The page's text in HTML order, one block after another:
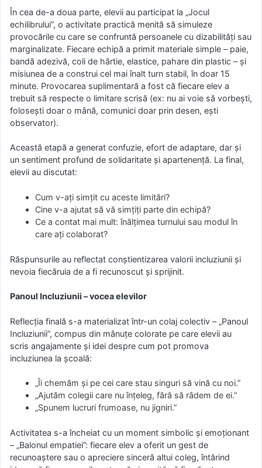
În cea de-a doua parte, elevii au participat la „Jocul
echilibrului”, o activitate practică menită să simuleze
provocările cu care se confruntă persoanele cu dizabilități sau
marginalizate. Fiecare echipă a primit materiale simple – paie,
bandă adezivă, coli de hârtie, elastice, pahare din plastic – și
misiunea de a construi cel mai înalt turn stabil, în doar 15
minute. Provocarea suplimentară a fost că fiecare elev a
trebuit să respecte o limitare scrisă (ex: nu ai voie să vorbești,
folosești doar o mână, comunici doar prin desen, ești
observator).
Această etapă a generat confuzie, efort de adaptare, dar și
un sentiment profund de solidaritate și apartenență. La final,
elevii au discutat:
Cum v-ați simțit cu aceste limitări?
Cine v-a ajutat să vă simțiți parte din echipă?
Ce a contat mai mult: înălțimea turnului sau modul în
care ați colaborat?
Răspunsurile au reflectat conștientizarea valorii incluziunii și
nevoia fiecăruia de a fi recunoscut și sprijinit.
Panoul Incluziunii – vocea elevilor
Reflecția finală s-a materializat într-un colaj colectiv – „Panoul
Incluziunii”, compus din mânuțe colorate pe care elevii au
scris angajamente și idei despre cum pot promova
incluziunea la școală:
„Îi chemăm și pe cei care stau singuri să vină cu noi.”
„Ajutăm colegii care nu înțeleg, fără să râdem de ei.”
„Spunem lucruri frumoase, nu jigniri.”
Activitatea s-a încheiat cu un moment simbolic și emoționant
– „Balonul empatiei”: fiecare elev a oferit un gest de
recunoaștere sau o apreciere sinceră altui coleg, întărind